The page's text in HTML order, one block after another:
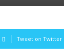
Tweet on Twitter